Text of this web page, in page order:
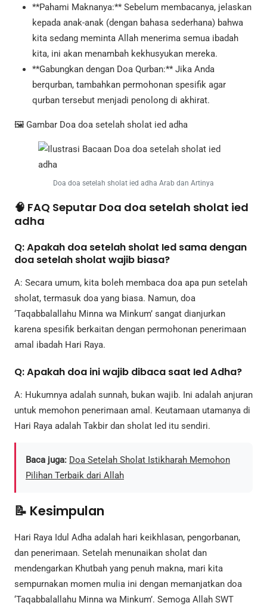
**Pahami Maknanya:** Sebelum membacanya, jelaskan
kepada anak-anak (dengan bahasa sederhana) bahwa
kita sedang meminta Allah menerima semua ibadah
kita, ini akan menambah kekhusyukan mereka.
**Gabungkan dengan Doa Qurban:** Jika Anda
berqurban, tambahkan permohonan spesifik agar
qurban tersebut menjadi penolong di akhirat.
🖼️ Gambar Doa doa setelah sholat ied adha
Doa doa setelah sholat ied adha Arab dan Artinya
🧠 FAQ Seputar Doa doa setelah sholat ied
adha
Q: Apakah doa setelah sholat Ied sama dengan
doa setelah sholat wajib biasa?
A: Secara umum, kita boleh membaca doa apa pun setelah
sholat, termasuk doa yang biasa. Namun, doa
‘Taqabbalallahu Minna wa Minkum’ sangat dianjurkan
karena spesifik berkaitan dengan permohonan penerimaan
amal ibadah Hari Raya.
Q: Apakah doa ini wajib dibaca saat Ied Adha?
A: Hukumnya adalah sunnah, bukan wajib. Ini adalah anjuran
untuk memohon penerimaan amal. Keutamaan utamanya di
Hari Raya adalah Takbir dan sholat Ied itu sendiri.
Baca juga: Doa Setelah Sholat Istikharah Memohon
Pilihan Terbaik dari Allah
📝 Kesimpulan
Hari Raya Idul Adha adalah hari keikhlasan, pengorbanan,
dan penerimaan. Setelah menunaikan sholat dan
mendengarkan Khutbah yang penuh makna, mari kita
sempurnakan momen mulia ini dengan memanjatkan doa
‘Taqabbalallahu Minna wa Minkum’. Semoga Allah SWT